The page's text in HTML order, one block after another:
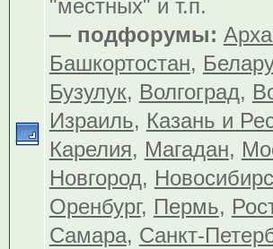
"местных" и т.п.
— подфорумы:
Башкортостан,
Бузулук, Волгоград,
Израиль, Казань и
Карелия, Магадан,
Новгород,
Оренбург, Пермь,
Самара, Санкт-